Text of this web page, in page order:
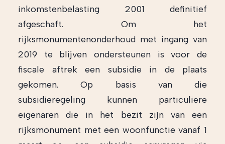
inkomstenbelasting 2001 definitief
afgeschaft. Om het
rijksmonumentenonderhoud met ingang van
2019 te blijven ondersteunen is voor de
fiscale aftrek een subsidie in de plaats
gekomen. Op basis van die
subsidieregeling kunnen particuliere
eigenaren die in het bezit zijn van een
rijksmonument met een woonfunctie vanaf 1